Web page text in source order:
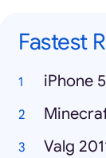
Fastest
iPhone 5
Valg